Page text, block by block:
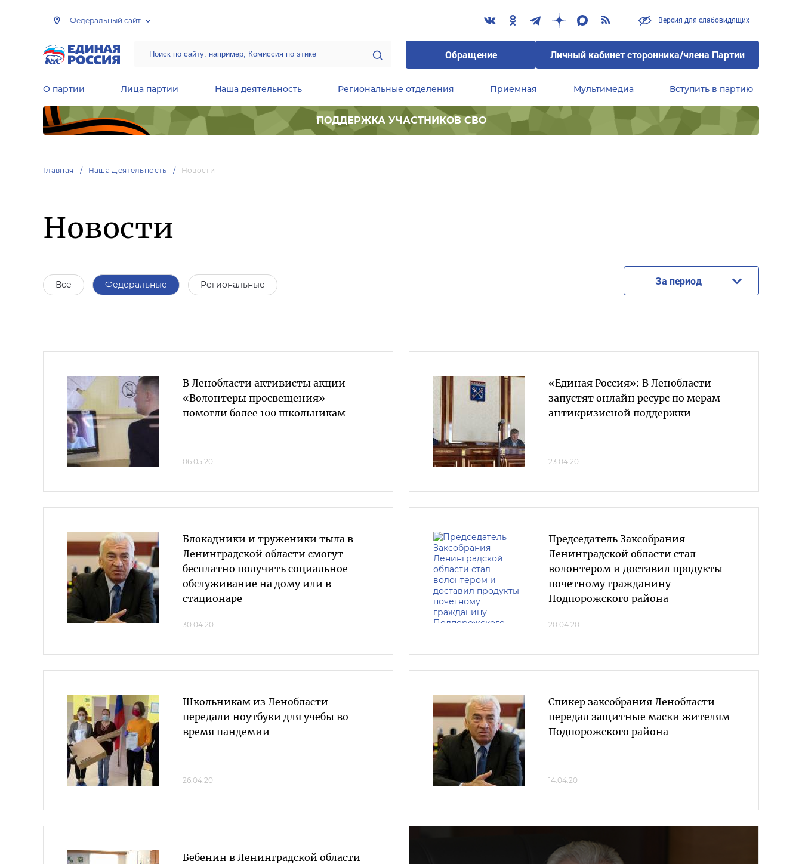
Федеральный сайт Версия для слабовидящих
Обращение Личный кабинет сторонника/члена Партии
О партии Лица партии Наша деятельность Региональные отделения Приемная Мультимедиа Вступить в партию
ПОДДЕРЖКА УЧАСТНИКОВ СВО
Главная Наша Деятельность Новости
Новости
Все Федеральные Региональные За период
В Ленобласти активисты акции
«Волонтеры просвещения»
помогли более 100 школьникам
06.05.20
Блокадники и труженики тыла в
Ленинградской области смогут
бесплатно получить социальное
обслуживание на дому или в
стационаре
30.04.20
Школьникам из Ленобласти
передали ноутбуки для учебы во
время пандемии
26.04.20
«Единая Россия»: В Ленобласти
запустят онлайн ресурс по мерам
антикризисной поддержки
23.04.20
Председатель Заксобрания
Ленинградской области стал
волонтером и доставил продукты
почетному гражданину
Подпорожского района
20.04.20
Спикер заксобрания Ленобласти
передал защитные маски жителям
Подпорожского района
14.04.20
Бебенин в Ленинградской области